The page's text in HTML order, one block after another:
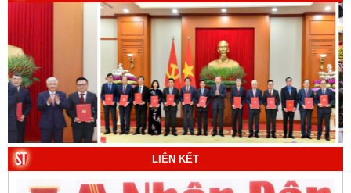
7. Chủ quyền của Việt Nam ở Hoàng Sa, Trường Sa
giai đoạn 1884 - 1975: Thực trạng khai thác và quản lý.
Tác giả: Thượng tướng, PGS.TS. Trần Quốc Tỏ (Chủ
biên).
8. Hà Nội - Thành phố Hồ Chí Minh: Dấu ấn lịch sử qua
từng khoảnh khắc (Song ngữ Việt - Anh). Tác giả: Tập
thể tác giả.
9. Đường Hồ Chí Minh trên biển - Bản hùng ca bất diệt
của dân tộc Việt Nam. Tác giả: TS. Vũ Trọng Hùng
(Viện Lịch sử Đảng).
LIÊN KẾT